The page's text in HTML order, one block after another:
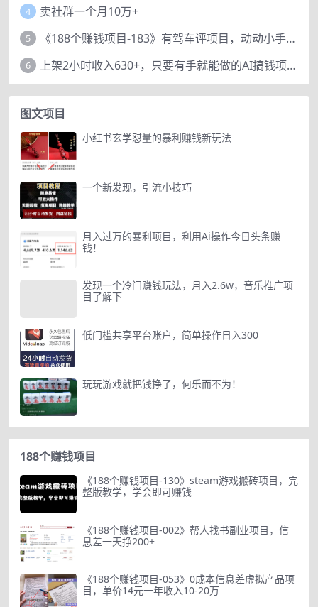
4 卖社群一个月10万+
5 《188个赚钱项目-183》有驾车评项目，动动小手，复制粘贴赚44元！
6 上架2小时收入630+，只要有手就能做的AI搞钱项目，奶奶看完都能学会!
图文项目
小红书玄学怼量的暴利赚钱新玩法
一个新发现，引流小技巧
月入过万的暴利项目，利用Ai操作今日头条赚
钱！
发现一个冷门赚钱玩法，月入2.6w，音乐推广项
目了解下
低门槛共享平台账户，简单操作日入300
玩玩游戏就把钱挣了，何乐而不为！
188个赚钱项目
《188个赚钱项目-130》steam游戏搬砖项目，完
整版教学，学会即可赚钱
《188个赚钱项目-002》帮人找书副业项目，信
息差一天挣200+
《188个赚钱项目-053》0成本信息差虚拟产品项
目，单价14元一年收入10-20万